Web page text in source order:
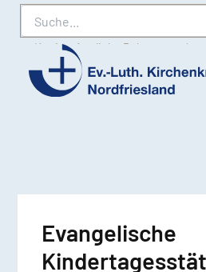
Suche
Karriere Amtliche
Ev.-
Evangelische